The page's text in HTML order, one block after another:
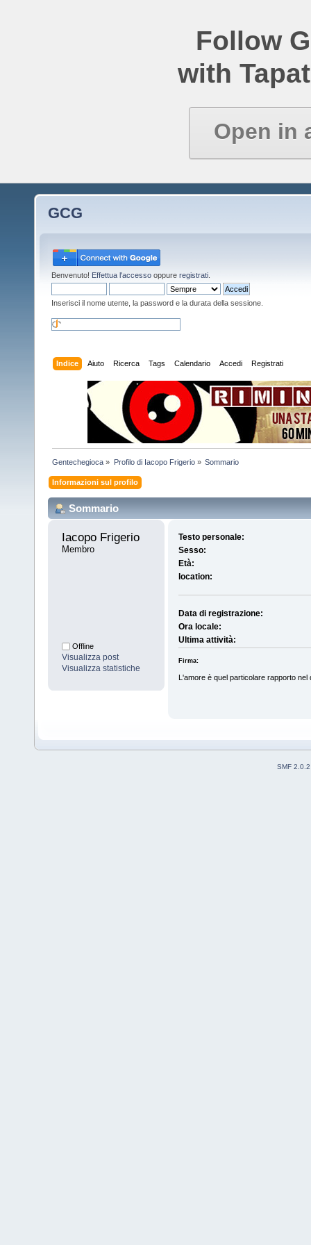
Follow
with
Open in
GCG
Benvenuto! Effettua l'accesso oppure registrati
Inserisci il nome utente, la password e la durata della sessione.
Indice Aiuto Ricerca Tags Calendario Accedi Registrati
Gentechegioca » Profilo di Iacopo Frigerio» Sommario
Informazioni sul profilo
Sommario
Iacopo Frigerio
Membro
Offline
Visualizza post
Visualizza statistiche
Testo personale:
Sesso:
Età:
location:
Data di registrazione:
Ora locale:
Ultima attività:
Firma:
L'amore è quel particolare rapporto
SMF 2.0.2